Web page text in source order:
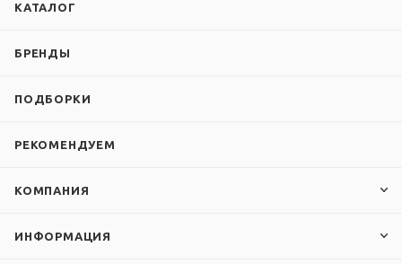
КАТАЛОГ
БРЕНДЫ
ПОДБОРКИ
РЕКОМЕНДУЕМ
КОМПАНИЯ
ИНФОРМАЦИЯ